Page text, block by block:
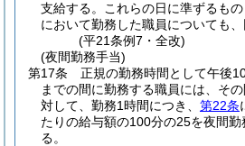
支給する。
これらの日に準ずるも
において勤務した職員についても、
(平21条例7・全改)
(夜間勤務手当)
第17条
正規の勤務時間として午後
までの間に勤務する職員には、そ
対して、勤務1時間につき、 第22条
たりの給与額の100分の25を夜間
る。